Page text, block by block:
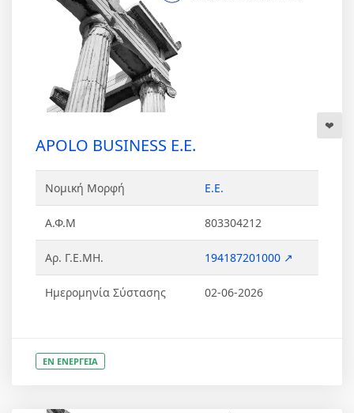
APOLO BUSINESS Ε.Ε.
Νομική Μορφή Ε.Ε.
Α.Φ.Μ 803304212
Αρ. Γ.Ε.ΜΗ. 194187201000 ↗
Ημερομηνία Σύστασης 02-06-2026
ΕΝ ΕΝΕΡΓΕΙΑ